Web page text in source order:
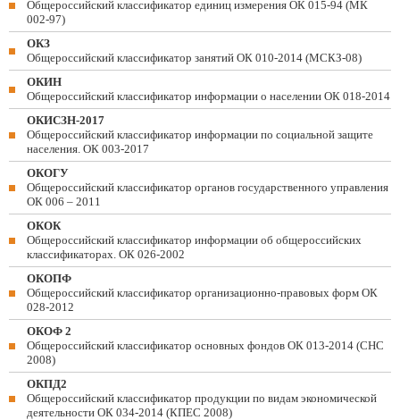
Общероссийский классификатор единиц измерения ОК 015-94 (МК
002-97)
ОКЗ
Общероссийский классификатор занятий ОК 010-2014 (МСКЗ-08)
ОКИН
Общероссийский классификатор информации о населении ОК 018-2014
ОКИСЗН-2017
Общероссийский классификатор информации по социальной защите
населения. ОК 003-2017
ОКОГУ
Общероссийский классификатор органов государственного управления
ОК 006 – 2011
ОКОК
Общероссийский классификатор информации об общероссийских
классификаторах. ОК 026-2002
ОКОПФ
Общероссийский классификатор организационно-правовых форм ОК
028-2012
ОКОФ 2
Общероссийский классификатор основных фондов ОК 013-2014 (СНС
2008)
ОКПД2
Общероссийский классификатор продукции по видам экономической
деятельности ОК 034-2014 (КПЕС 2008)